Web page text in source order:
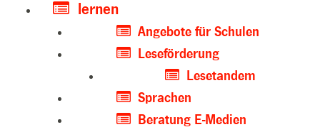
lernen
Angebote für Schulen
Leseförderung
Lesetandem
Sprachen
Beratung E-Medien